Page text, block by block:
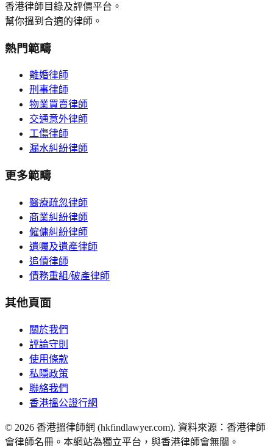
香港律師目錄及評價平台。
幫你搵到合適的律師。
熱門範疇
離婚律師
刑事律師
物業買賣律師
交通意外律師
工傷律師
漏水糾紛律師
更多範疇
醫療疏忽律師
商業糾紛律師
僱傭糾紛律師
遺囑及遺產律師
追債律師
債務重組/破產律師
其他頁面
關於我們
評論守則
使用條款
私隱政策
聯絡我們
香港搵公證行網
© 2026 香港搵律師網 (hkfindlawyer.com). 資料來源：香港律師
會律師名冊。本網站為獨立平台，與香港律師會無關。